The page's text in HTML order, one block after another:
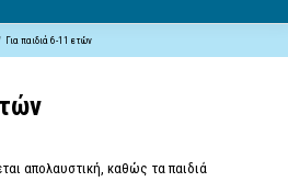
Για παιδιά 6-11 ετών
απολαυστική, καθώς τα παιδιά